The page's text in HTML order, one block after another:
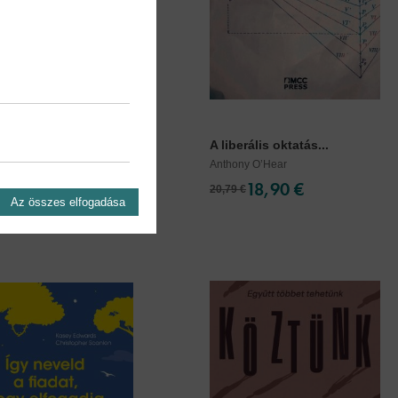
Saline
15,90 €
A liberális oktatás...
Anthony O’Hear
20,79 €18,90 €
Az összes elfogadása